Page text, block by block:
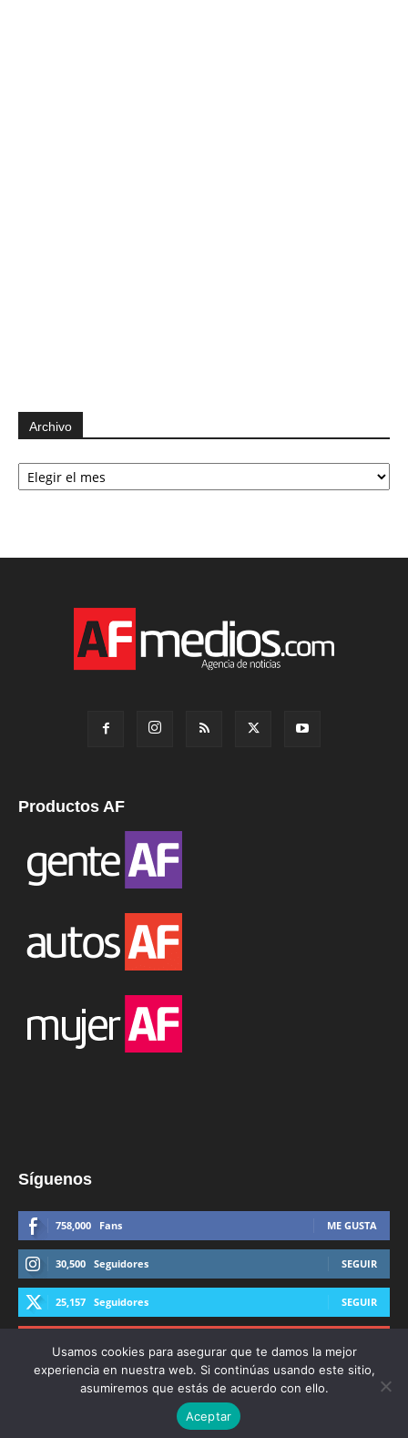
Archivo
Archivo
Productos AF
Síguenos
758,000 Fans ME GUSTA
30,500 Seguidores SEGUIR
25,157 Seguidores SEGUIR
© Derechos Reservados AFmedios 2021
Usamos cookies para asegurar que te damos la mejor
experiencia en nuestra web. Si continúas usando este sitio,
asumiremos que estás de acuerdo con ello.
Aceptar